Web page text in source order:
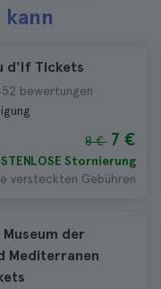
d'If Tickets
bewertungen
8 € 7 €
Stornierung
versteckten Gebühren
der
Mediterranen